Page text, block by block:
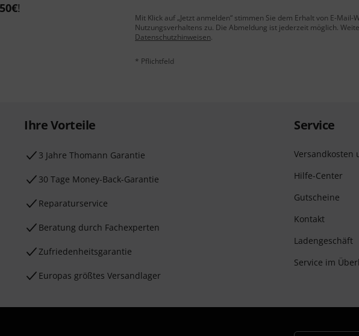
50€!
Mit Klick auf „Jetzt anmelden“ stimmen Sie dem Erhalt von E-
Nutzungsverhaltens zu. Die Abmeldung ist jederzeit möglich.
Datenschutzhinweisen.
* Pflichtfeld
Ihre Vorteile
3 Jahre Thomann Garantie
30 Tage Money-Back-Garantie
Reparaturservice
Beratung durch Fachexperten
Zufriedenheitsgarantie
Europas größtes Versandlager
Service
Versandkosten
Hilfe-Center
Gutscheine
Kontakt
Ladengeschäft
Service im